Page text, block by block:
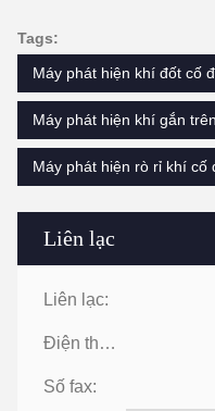
Liên lạc
Liên lạc:
Điện thoại:
Số fax:
Tags:
Máy phát hiện khí đốt cố
Máy phát hiện khí gắn
Máy phát hiện rò rỉ khí cố